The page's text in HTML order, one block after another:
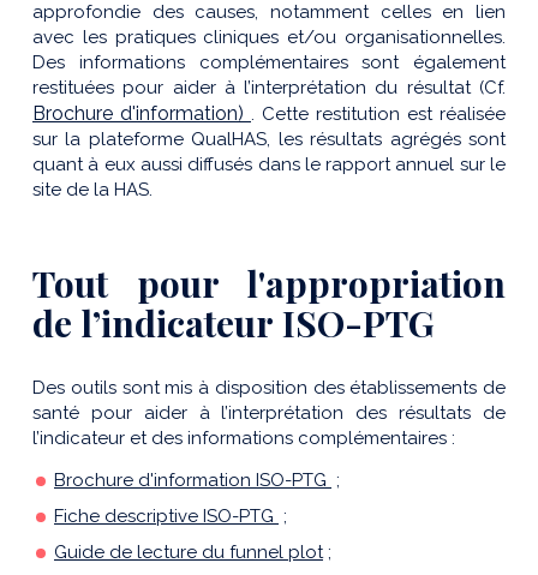
approfondie des causes, notamment celles en lien
avec les pratiques cliniques et/ou organisationnelles.
Des informations complémentaires sont également
restituées pour aider à l’interprétation du résultat (Cf.
Brochure d'information) . Cette restitution est réalisée
sur la plateforme QualHAS, les résultats agrégés sont
quant à eux aussi diffusés dans le rapport annuel sur le
site de la HAS.
Tout pour l'appropriation
de l’indicateur ISO-PTG
Des outils sont mis à disposition des établissements de
santé pour aider à l’interprétation des résultats de
l’indicateur et des informations complémentaires :
Brochure d'information ISO-PTG ;
Fiche descriptive ISO-PTG ;
Guide de lecture du funnel plot;